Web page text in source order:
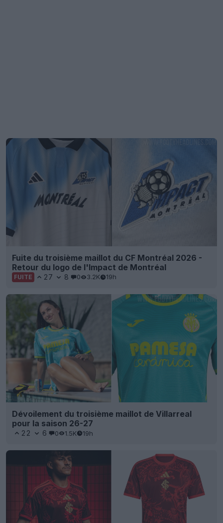
Fuite du troisième maillot du CF Montréal 2026 -
Retour du logo de l'Impact de Montréal
FUITE 27 8 0 3.2K 19h
Dévoilement du troisième maillot de Villarreal
pour la saison 26-27
22 6 0 1.5K 19h